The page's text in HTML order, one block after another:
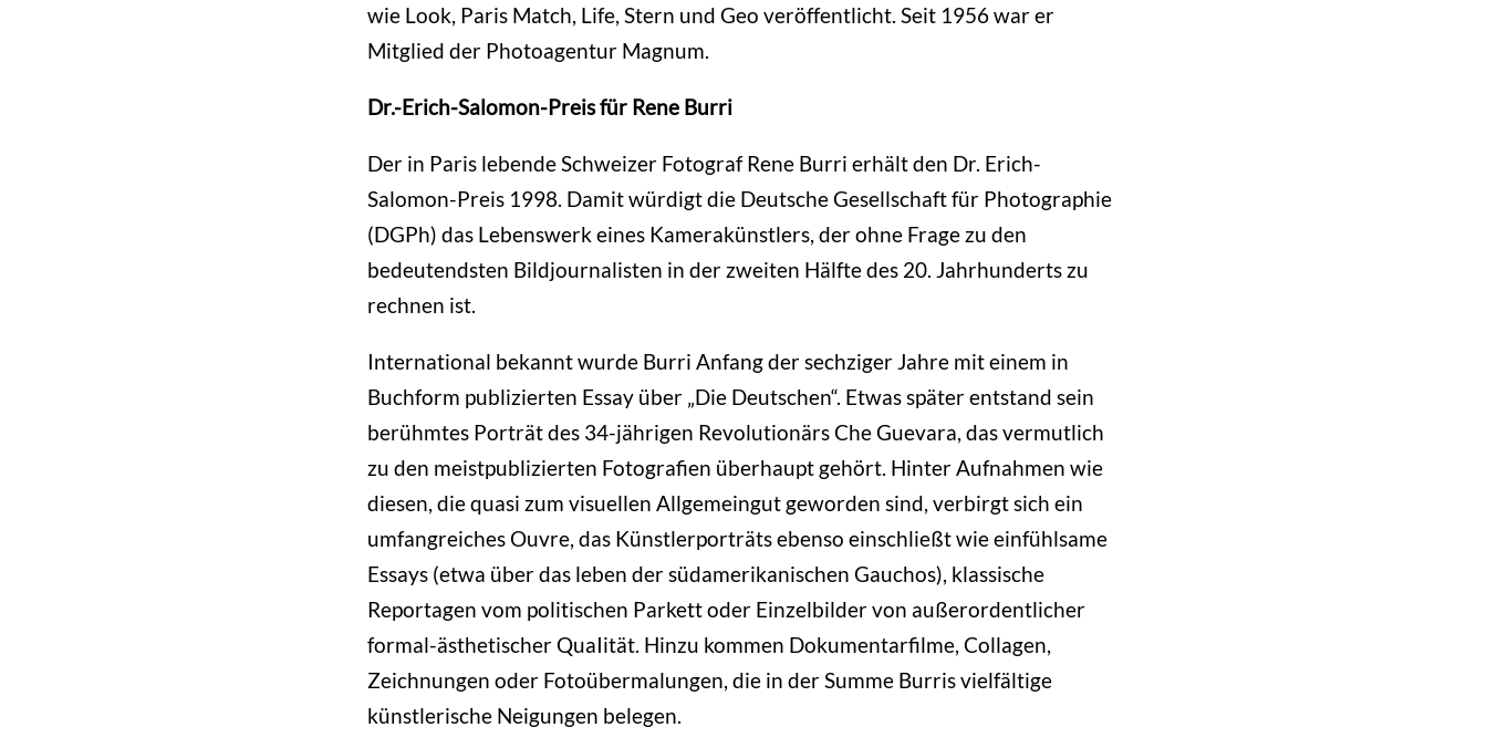
wie Look, Paris Match, Life, Stern und Geo veröffentlicht. Seit 1956 war er
Mitglied der Photoagentur Magnum.
Dr.-Erich-Salomon-Preis für Rene Burri
Der in Paris lebende Schweizer Fotograf Rene Burri erhält den Dr. Erich-
Salomon-Preis 1998. Damit würdigt die Deutsche Gesellschaft für Photographie
(DGPh) das Lebenswerk eines Kamerakünstlers, der ohne Frage zu den
bedeutendsten Bildjournalisten in der zweiten Hälfte des 20. Jahrhunderts zu
rechnen ist.
International bekannt wurde Burri Anfang der sechziger Jahre mit einem in
Buchform publizierten Essay über „Die Deutschen“. Etwas später entstand sein
berühmtes Porträt des 34-jährigen Revolutionärs Che Guevara, das vermutlich
zu den meistpublizierten Fotografien überhaupt gehört. Hinter Aufnahmen wie
diesen, die quasi zum visuellen Allgemeingut geworden sind, verbirgt sich ein
umfangreiches Ouvre, das Künstlerporträts ebenso einschließt wie einfühlsame
Essays (etwa über das leben der südamerikanischen Gauchos), klassische
Reportagen vom politischen Parkett oder Einzelbilder von außerordentlicher
formal-ästhetischer QuaIität. Hinzu kommen Dokumentarfilme, Collagen,
Zeichnungen oder Fotoübermalungen, die in der Summe Burris vielfältige
künstlerische Neigungen belegen.